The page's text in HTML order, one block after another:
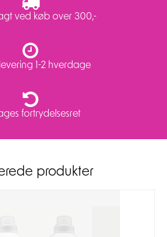
ved køb over 300,-
1-2 hverdage
fortrydelsesret
produkter